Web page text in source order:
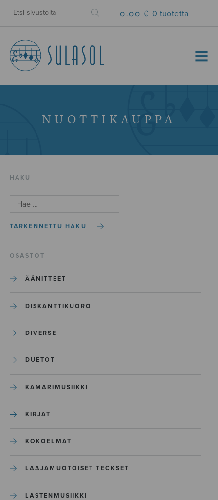
0.00 € 0 tuotetta
MENU
NUOTTIKAUPPA
HAKU
TARKENNETTU HAKU
OSASTOT
ÄÄNITTEET
DISKANTTIKUORO
DIVERSE
DUETOT
KAMARIMUSIIKKI
KIRJAT
KOKOELMAT
LAAJAMUOTOISET TEOKSET
LASTENMUSIIKKI